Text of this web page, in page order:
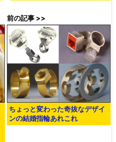
前の記事 >>
ちょっと変わった奇抜なデザイ
ンの結婚指輪あれこれ